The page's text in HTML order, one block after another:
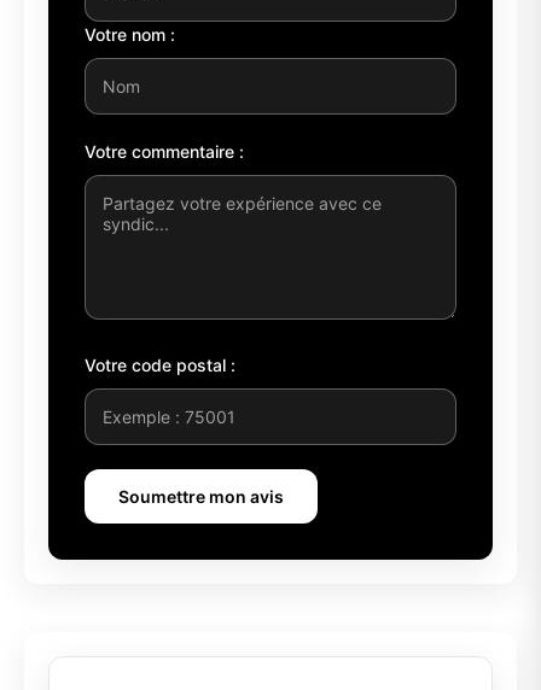
Votre nom :
Votre commentaire :
Votre code postal :
Soumettre mon avis